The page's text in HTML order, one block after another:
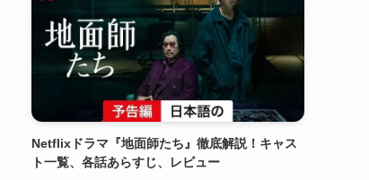
Netflixドラマ『地面師たち』徹底解説！キャス
ト一覧、各話あらすじ、レビュー